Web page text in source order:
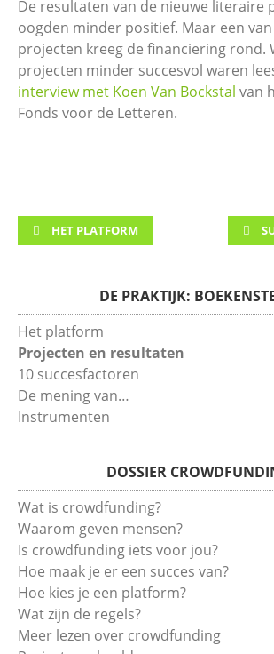
De resultaten van de nieuwe literaire
oogden minder positief. Maar een
projecten kreeg de financiering rond.
projecten minder succesvol waren
interview met Koen Van Bockstal van
Fonds voor de Letteren.
HET PLATFORM
DE PRAKTIJK:
Het platform
Projecten en resultaten
10 succesfactoren
De mening van…
Instrumenten
DOSSIER
Wat is crowdfunding?
Waarom geven mensen?
Is crowdfunding iets voor jou?
Hoe maak je er een succes van?
Hoe kies je een platform?
Wat zijn de regels?
Meer lezen over crowdfunding